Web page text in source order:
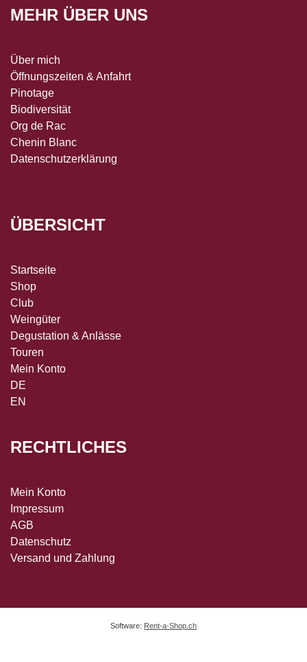
MEHR ÜBER UNS
Über mich
Öffnungszeiten & Anfahrt
Pinotage
Biodiversität
Org de Rac
Chenin Blanc
Datenschutzerklärung
ÜBERSICHT
Startseite
Shop
Club
Weingüter
Degustation & Anlässe
Touren
Mein Konto
DE
EN
RECHTLICHES
Mein Konto
Impressum
AGB
Datenschutz
Versand und Zahlung
Software: Rent-a-Shop.ch